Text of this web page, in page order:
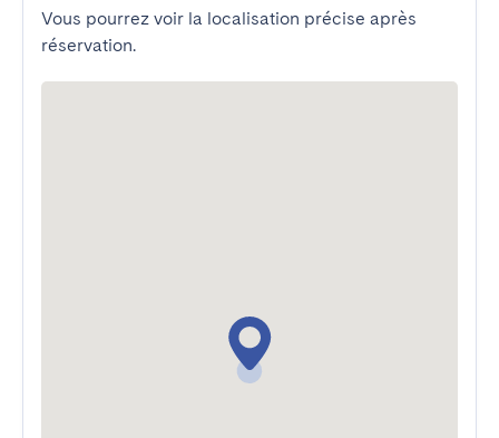
Vous pourrez voir la localisation précise après
réservation.